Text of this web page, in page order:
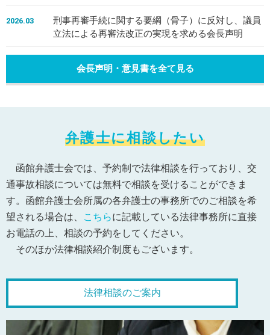
2026.03
刑事再審手続に関する要綱（骨子）に反対し、議員
立法による再審法改正の実現を求める会長声明
会長声明・意見書を全て見る
弁護士に相談したい
函館弁護士会では、予約制で法律相談を行っており、交
通事故相談については無料で相談を受けることができま
す。函館弁護士会所属の各弁護士の事務所でのご相談を希
望される場合は、
こちらに記載している法律事務所に直接
お電話の上、相談の予約をしてください。
そのほか法律相談紹介制度もございます。
法律相談のご案内